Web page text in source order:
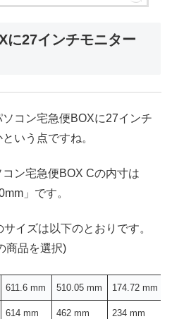
に27インチモニター
コン宅急便BOXに27インチ
いう点ですね。
ン宅急便BOX Cの内寸は
」です。
イズは以下のとおりです。
商品を選択)
611.6 mm 510.05 mm 174.72 mm
614 mm 462 mm 234 mm